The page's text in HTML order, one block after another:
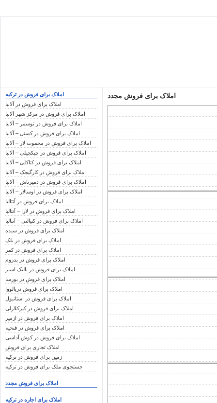
املاک برای فروش در ترکیه
املاک برای فروش در آلانیا
املاک برای فروش در مرکز شهر آلانیا
املاک برای فروش در توسمر – آلانیا
املاک برای فروش در کستل – آلانیا
املاک برای فروش در محموت لار – آلانیا
املاک برای فروش در چیکچیلی – آلانیا
املاک برای فروش در کناکلی – آلانیا
املاک برای فروش در کارگیجک – آلانیا
املاک برای فروش در دمیرتاش – آلانیا
املاک برای فروش در اوسالار – آلانیا
املاک برای فروش در آنتالیا
املاک برای فروش در لارا – آنتالیا
املاک برای فروش در کنیالتی – آنتالیا
املاک برای فروش در سیده
املاک برای فروش در بلک
املاک برای فروش در کمر
املاک برای فروش در بدروم
املاک برای فروش در بالیک اسیر
املاک برای فروش در بورسا
املاک برای فروش دریالووا
املاک برای فروش در استانبول
املاک برای فروش در کیرکلارلی
املاک برای فروش در ازمیر
املاک برای فروش در فتحیه
املاک برای فروش در کوش آداسی
املاک تجاری برای فروش
زمین برای فروش در ترکیه
جستجوی ملک برای فروش در ترکیه
املاک برای فروش مجدد
املاک برای اجاره در ترکیه
املاک برای فروش مجدد